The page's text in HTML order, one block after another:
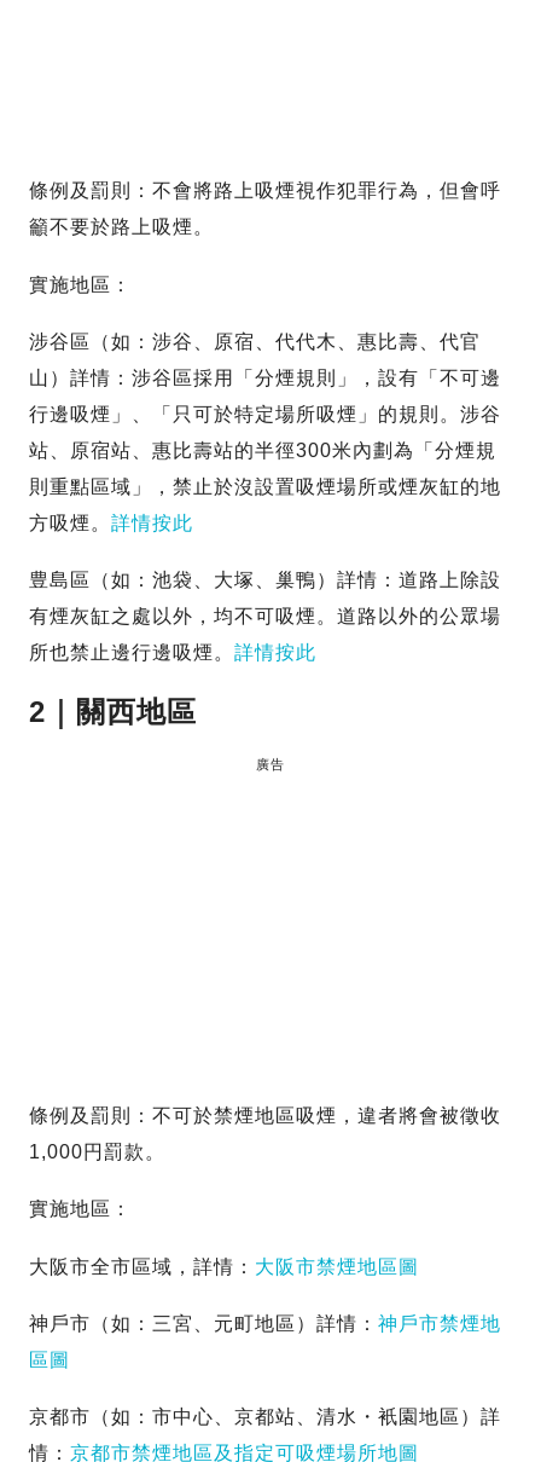
條例及罰則：不會將路上吸煙視作犯罪行為，但會呼
籲不要於路上吸煙。
實施地區：
涉谷區（如：涉谷、原宿、代代木、惠比壽、代官
山）詳情：涉谷區採用「分煙規則」，設有「不可邊
行邊吸煙」、「只可於特定場所吸煙」的規則。涉谷
站、原宿站、惠比壽站的半徑300米內劃為「分煙規
則重點區域」，禁止於沒設置吸煙場所或煙灰缸的地
方吸煙。 詳情按此
豊島區（如：池袋、大塚、巢鴨）詳情：道路上除設
有煙灰缸之處以外，均不可吸煙。道路以外的公眾場
所也禁止邊行邊吸煙。 詳情按此
2｜關西地區
廣告
條例及罰則：不可於禁煙地區吸煙，違者將會被徵收
1,000円罰款。
實施地區：
大阪市全市區域，詳情： 大阪市禁煙地區圖
神戶市（如：三宮、元町地區）詳情： 神戶市禁煙地
區圖
京都市（如：市中心、京都站、清水・衹園地區）詳
情： 京都市禁煙地區及指定可吸煙場所地圖